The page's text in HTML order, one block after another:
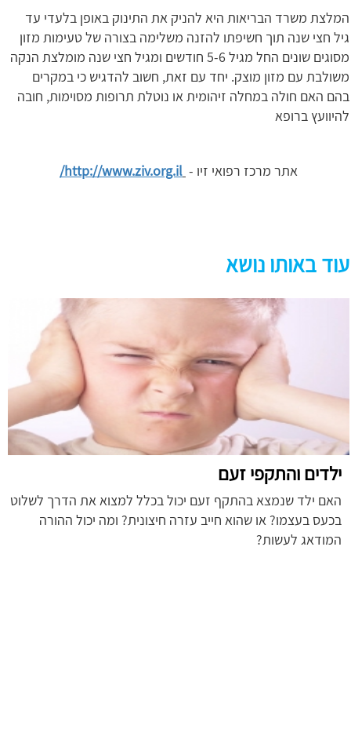
המלצת משרד הבריאות היא להניק את התינוק באופן בלעדי עד
גיל חצי שנה תוך חשיפתו להזנה משלימה בצורה של טעימות מזון
מסוגים שונים החל מגיל 5-6 חודשים ומגיל חצי שנה מומלצת הנקה
משולבת עם מזון מוצק. יחד עם זאת, חשוב להדגיש כי במקרים
בהם האם חולה במחלה זיהומית או נוטלת תרופות מסוימות, חובה
להיוועץ ברופא
אתר מרכז רפואי זיו - http://www.ziv.org.il/
עוד באותו נושא
ילדים והתקפי זעם
האם ילד שנמצא בהתקף זעם יכול בכלל למצוא את הדרך לשלוט
בכעס בעצמו? או שהוא חייב עזרה חיצונית? ומה יכול ההורה
המודאג לעשות?